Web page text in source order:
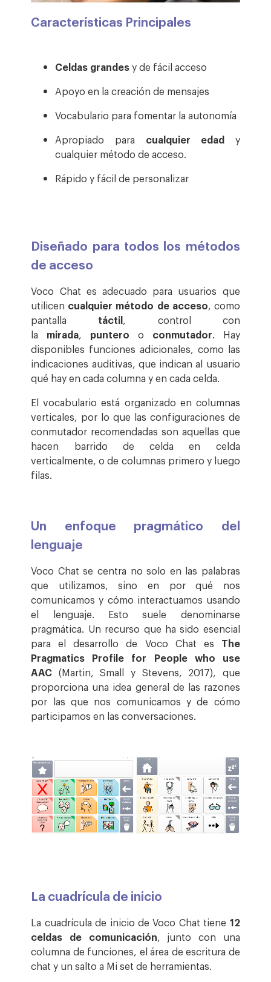
Características Principales
Celdas grandesy de fácil acceso
Apoyo en la creación de mensajes
Vocabulario para fomentar la autonomía
Apropiado para cualquier edad y
cualquier método de acceso.
Rápido y fácil de personalizar
Diseñado para todos los métodos
de acceso
Voco Chat es adecuado para usuarios que
utilicen cualquier método de acceso, como
pantalla táctil, control con
la mirada, puntero o conmutador. Hay
disponibles funciones adicionales, como las
indicaciones auditivas, que indican al usuario
qué hay en cada columna y en cada celda.
El vocabulario está organizado en columnas
verticales, por lo que las configuraciones de
conmutador recomendadas son aquellas que
hacen barrido de celda en celda
verticalmente, o de columnas primero y luego
filas.
Un enfoque pragmático del
lenguaje
Voco Chat se centra no solo en las palabras
que utilizamos, sino en por qué nos
comunicamos y cómo interactuamos usando
el lenguaje. Esto suele denominarse
pragmática. Un recurso que ha sido esencial
para el desarrollo de Voco Chat es The
Pragmatics Profile for Peoplewho use
AAC (Martin, Small y Stevens, 2017), que
proporciona una idea general de las razones
por las que nos comunicamos y de cómo
participamos en las conversaciones.
La cuadrícula de inicio
La cuadrícula de inicio de Voco Chat tiene 12
celdas de comunicación, junto con una
columna de funciones, el área de escritura de
chat y un salto a Mi set de herramientas.